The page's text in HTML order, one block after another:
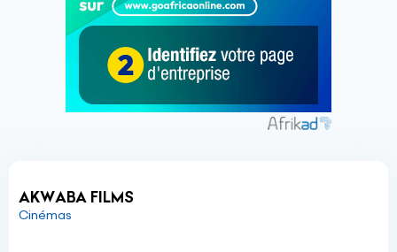
AKWABA FILMS
Cinémas